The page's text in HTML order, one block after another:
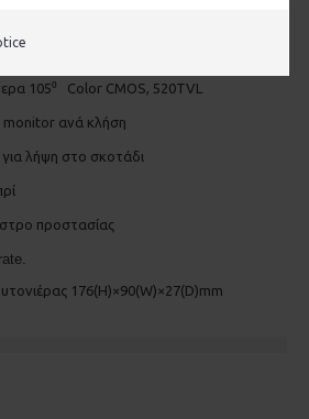
105⁰ Color CMOS, 520TVL
monitor ανά κλήση
για λήψη στο σκοτάδι
προστασίας
176(H)×90(W)×27(D)mm